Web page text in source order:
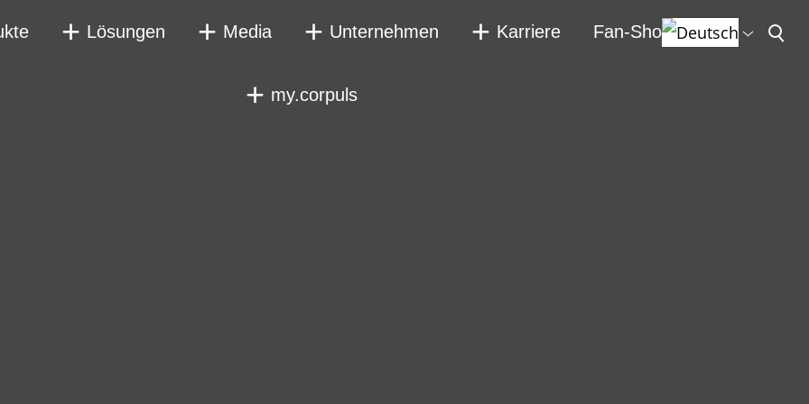
Lösungen Media Unternehmen Karriere Fan-Shop
my.corpuls